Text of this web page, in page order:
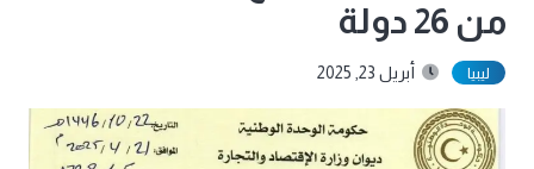
من 26 دولة
ليبيا أبريل 23, 2025